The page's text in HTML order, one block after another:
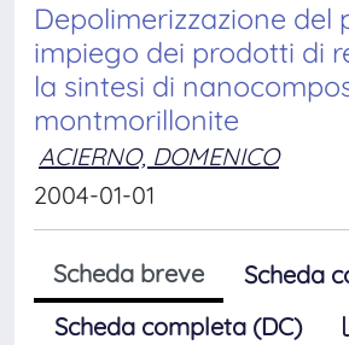
Depolimerizzazione del
impiego dei prodotti di
la sintesi di
montmorillonite
ACIERNO, DOMENICO
2004-01-01
Scheda breve
Scheda
Scheda completa (DC)